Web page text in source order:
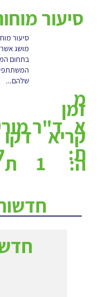
סיעור
מושג
בתחום
שלהם...
ד"ר
מ
א
ת:
דקו
ת
זמן
קריא
ה:
1